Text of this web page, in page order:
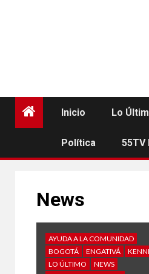
Inicio Lo
Política 55TV
News
AYUDA A LA COMUNIDAD
BOGOTÁ
ENGATIVÁ
LO ÚLTIMO
NEWS